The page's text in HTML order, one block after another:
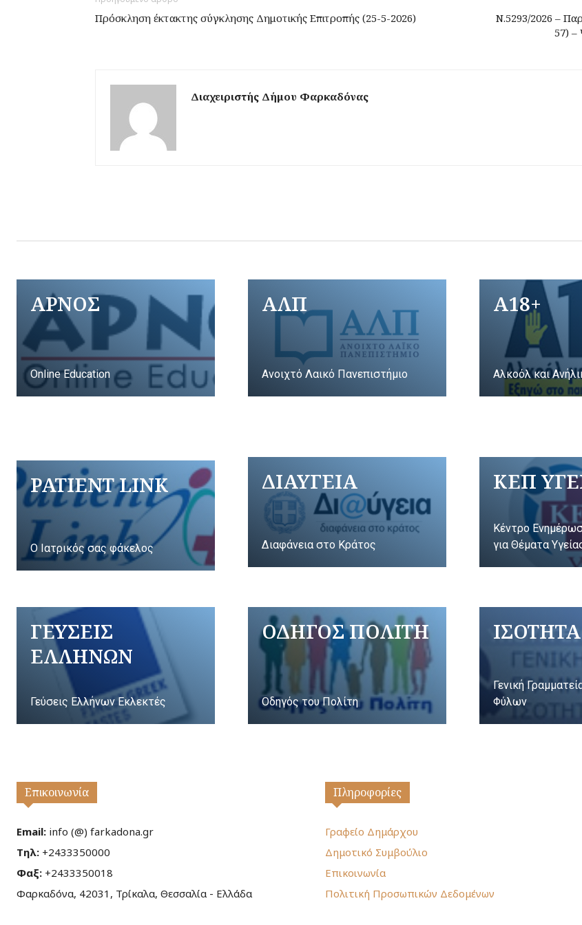
Πρόσκληση έκτακτης σύγκλησης Δημοτικής Επιτροπής (25-5-2026)
Ν.5293/2026 –
57) –
Διαχειριστής Δήμου Φαρκαδόνας
ΑΡΝΟΣ
Online Education
ΑΛΠ
Ανοιχτό Λαικό Πανεπιστήμιο
A18+
Αλκοόλ και
PATIENT LINK
Ο Ιατρικός σας φάκελος
ΔΙΑΥΓΕΙΑ
Διαφάνεια στο Κράτος
ΚΕΠ
Κέντρο
για Θέματα
ΓΕΥΣΕΙΣ
ΕΛΛΗΝΩΝ
Γεύσεις Ελλήνων Εκλεκτές
ΟΔΗΓΟΣ ΠΟΛΙΤΗ
Οδηγός του Πολίτη
Γενική
Φύλων
Επικοινωνία
Email: info (@) farkadona.gr
Τηλ: +2433350000
Φαξ: +2433350018
Φαρκαδόνα, 42031, Τρίκαλα, Θεσσαλία - Ελλάδα
Πληροφορίες
Γραφείο Δημάρχου
Δημοτικό Συμβούλιο
Επικοινωνία
Πολιτική Προσωπικών Δεδομένων